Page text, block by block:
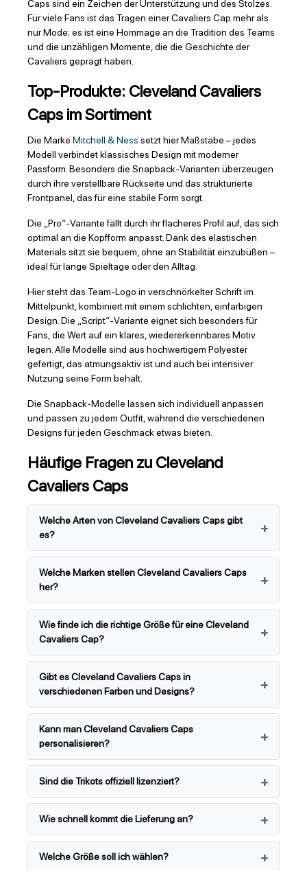
Caps sind ein Zeichen der Unterstützung und des Stolzes.
Für viele Fans ist das Tragen einer Cavaliers Cap mehr als
nur Mode; es ist eine Hommage an die Tradition des Teams
und die unzähligen Momente, die die Geschichte der
Cavaliers geprägt haben.
Top-Produkte: Cleveland Cavaliers
Caps im Sortiment
Die Marke Mitchell & Ness setzt hier Maßstäbe – jedes
Modell verbindet klassisches Design mit moderner
Passform. Besonders die Snapback-Varianten überzeugen
durch ihre verstellbare Rückseite und das strukturierte
Frontpanel, das für eine stabile Form sorgt.
Die „Pro“-Variante fällt durch ihr flacheres Profil auf, das sich
optimal an die Kopfform anpasst. Dank des elastischen
Materials sitzt sie bequem, ohne an Stabilität einzubüßen –
ideal für lange Spieltage oder den Alltag.
Hier steht das Team-Logo in verschnörkelter Schrift im
Mittelpunkt, kombiniert mit einem schlichten, einfarbigen
Design. Die „Script“-Variante eignet sich besonders für
Fans, die Wert auf ein klares, wiedererkennbares Motiv
legen. Alle Modelle sind aus hochwertigem Polyester
gefertigt, das atmungsaktiv ist und auch bei intensiver
Nutzung seine Form behält.
Die Snapback-Modelle lassen sich individuell anpassen
und passen zu jedem Outfit, während die verschiedenen
Designs für jeden Geschmack etwas bieten.
Häufige Fragen zu Cleveland
Cavaliers Caps
Welche Arten von Cleveland Cavaliers Caps gibt
es?
Welche Marken stellen Cleveland Cavaliers Caps
her?
Wie finde ich die richtige Größe für eine Cleveland
Cavaliers Cap?
Gibt es Cleveland Cavaliers Caps in
verschiedenen Farben und Designs?
Kann man Cleveland Cavaliers Caps
personalisieren?
Sind die Trikots offiziell lizenziert?
Wie schnell kommt die Lieferung an?
Welche Größe soll ich wählen?